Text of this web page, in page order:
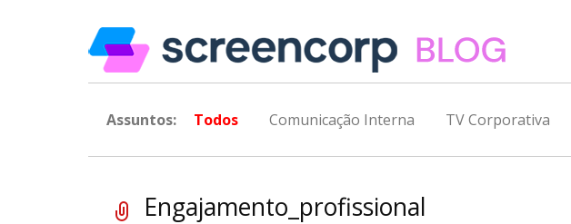
Assuntos: Todos Comunicação Interna TV Corporativa
Engajamento_profissional